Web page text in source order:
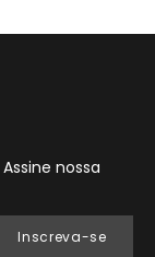
nossa
Inscreva-se